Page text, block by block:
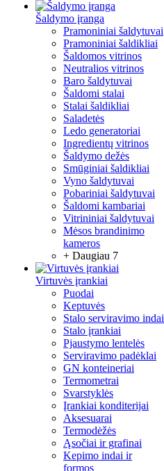
Šaldymo įranga
Pramoniniai šaldytuvai
Pramoniniai šaldikliai
Šaldomos vitrinos
Neutralios vitrinos
Baro šaldytuvai
Šaldomi stalai
Stalai šaldikliai
Saladetės
Ledo generatoriai
Ingredientų vitrinos
Šaldymo dežės
Smūginiai šaldikliai
Vyno šaldytuvai
Pobariniai šaldytuvai
Šaldomi kambariai
Vitrininiai šaldytuvai
Mėsos brandinimo
kameros
+ Daugiau 7
Virtuvės įrankiai
Puodai
Keptuvės
Stalo serviravimo indai
Stalo įrankiai
Pjaustymo lentelės
Serviravimo padėklai
GN konteineriai
Termometrai
Svarstyklės
Įrankiai konditerijai
Aksesuarai
Termodėžės
Ąsočiai ir grafinai
Kepimo indai ir
formos